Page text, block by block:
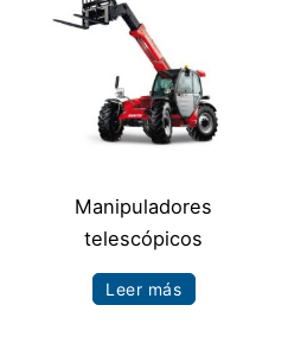
Manipuladores
telescópicos
Leer más